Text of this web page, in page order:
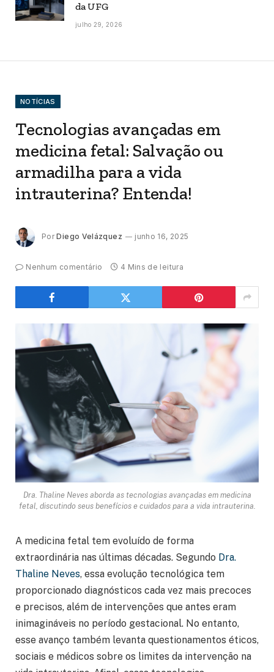
da UFG
julho 29, 2026
NOTÍCIAS
Tecnologias avançadas em
medicina fetal: Salvação ou
armadilha para a vida
intrauterina? Entenda!
Por Diego Velázquez junho 16, 2025
Nenhum comentário 4 Mins de leitura
Dra. Thaline Neves aborda as tecnologias avançadas em medicina
fetal, discutindo seus benefícios e cuidados para a vida intrauterina.
A medicina fetal tem evoluído de forma
extraordinária nas últimas décadas. Segundo Dra.
Thaline Neves, essa evolução tecnológica tem
proporcionado diagnósticos cada vez mais precoces
e precisos, além de intervenções que antes eram
inimagináveis no período gestacional. No entanto,
esse avanço também levanta questionamentos éticos,
sociais e médicos sobre os limites da intervenção na